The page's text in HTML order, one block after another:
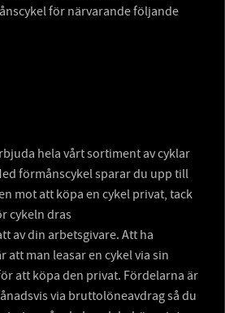
för närvarande följande
hela vårt sortiment av cyklar
förmånscykel sparar du upp till
mot att köpa en cykel privat, tack
cykeln dras
av din arbetsgivare. Att ha
att man leasar en cykel via sin
att köpa den privat. Fördelarna är
via bruttolöneavdrag så du